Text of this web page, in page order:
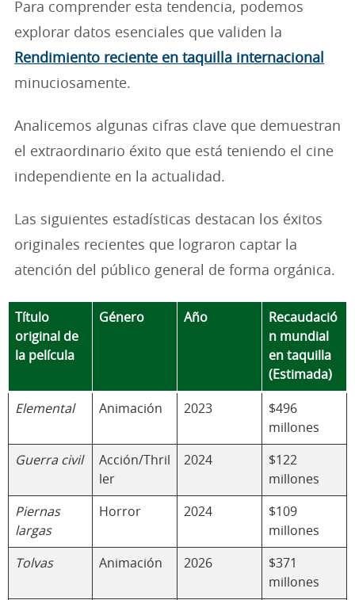
Para comprender esta tendencia, podemos
explorar datos esenciales que validen la
Rendimiento reciente en taquilla internacional
minuciosamente.
Analicemos algunas cifras clave que demuestran
el extraordinario éxito que está teniendo el cine
independiente en la actualidad.
Las siguientes estadísticas destacan los éxitos
originales recientes que lograron captar la
atención del público general de forma orgánica.
Título
original de
la película
Género Año
Recaudació
n mundial
en taquilla
(Estimada)
Elemental Animación 2023
$496
millones
Guerra civil
Acción/Thril
ler
2024
$122
millones
Piernas
largas
Horror 2024
$109
millones
Tolvas Animación 2026
$371
millones